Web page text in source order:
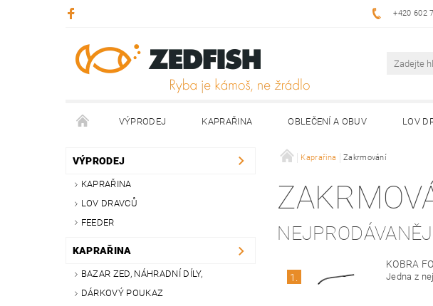
+420 602
VÝPRODEJ KAPRAŘINA OBLEČENÍ A OBUV LOV
KONTAKTY
VÝPRODEJ
KAPRAŘINA
LOV DRAVCŮ
FEEDER
KAPRAŘINA
BAZAR ZED, NÁHRADNÍ DÍLY,
DÁRKOVÝ POUKAZ
Kaprařina Zakrmování
1.
KOBRA
Jedna z